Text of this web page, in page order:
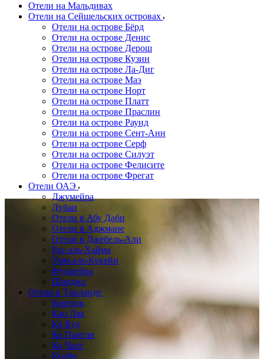
Отели на Мальдивах
Отели на Сейшельских островах
Отели на острове Бёрд
Отели на острове Денис
Отели на острове Дерош
Отели на острове Кузин
Отели на острове Ла-Диг
Отели на острове Маэ
Отели на острове Норт
Отели на острове Платт
Отели на острове Праслин
Отели на острове Раунд
Отели на острове Сент-Анн
Отели на острове Серф
Отели на острове Силуэт
Отели на острове Фелисите
Отели на острове Фрегат
Отели ОАЭ
Джумейра
Дубаи
Отели в Абу Даби
Отели в Аджмане
Отели в Джебель-Али
Рас-аль-Хайма
Умм-аль-Кувейн
Фуджейра
Шарджа
Отели в Таиланде
Бангкок
Као Лак
Ко Куд
Ко Панган
Ко Чанг
Краби